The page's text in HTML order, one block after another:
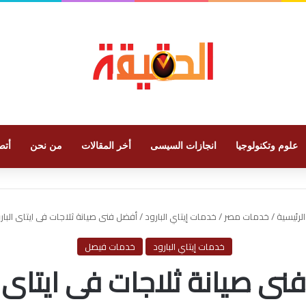
علوم وتكنولوجيا انجازات السيسى أخر المقالات من نحن
/خدمات مصر/خدمات إيتاي البارود/أفضل فنى صيانة ثلاجات فى ايتاى
خدمات إيتاي البارود
خدمات فيصل
صيانة ثلاجات فى ايتاى